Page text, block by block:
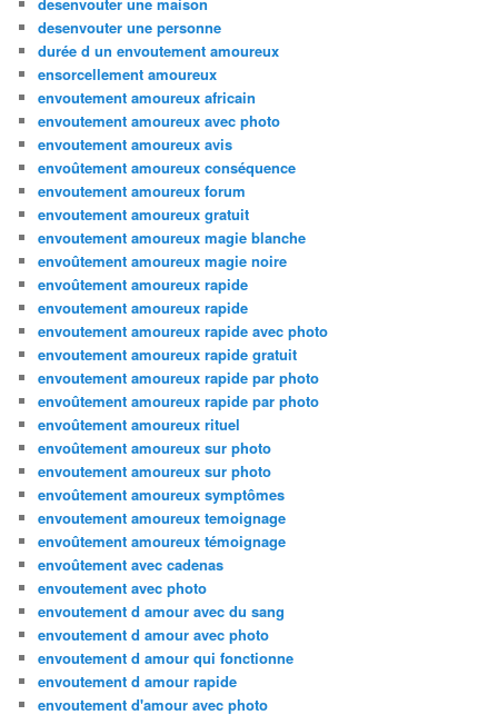
desenvouter une personne
durée d un envoutement amoureux
ensorcellement amoureux
envoutement amoureux africain
envoutement amoureux avec photo
envoutement amoureux avis
envoûtement amoureux conséquence
envoutement amoureux forum
envoutement amoureux gratuit
envoutement amoureux magie blanche
envoûtement amoureux magie noire
envoûtement amoureux rapide
envoutement amoureux rapide
envoutement amoureux rapide avec photo
envoutement amoureux rapide gratuit
envoutement amoureux rapide par photo
envoûtement amoureux rapide par photo
envoûtement amoureux rituel
envoûtement amoureux sur photo
envoutement amoureux sur photo
envoûtement amoureux symptômes
envoutement amoureux temoignage
envoûtement amoureux témoignage
envoûtement avec cadenas
envoutement avec photo
envoutement d amour avec du sang
envoutement d amour avec photo
envoutement d amour qui fonctionne
envoutement d amour rapide
envoutement d'amour avec photo